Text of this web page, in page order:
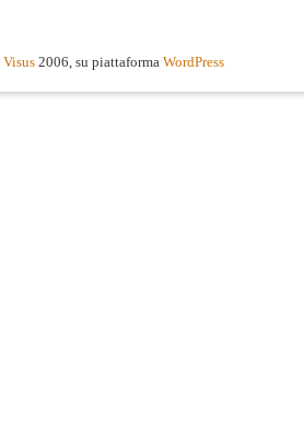
Visus 2006, su piattaforma WordPress